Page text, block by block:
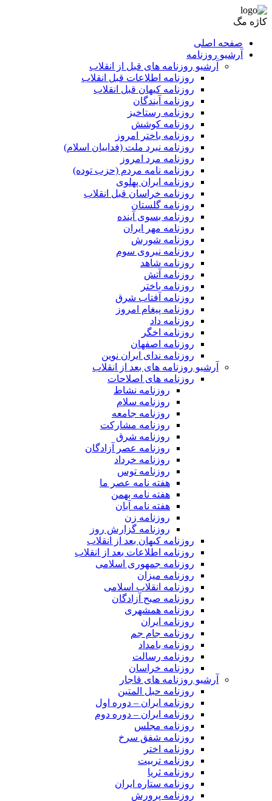
کاژه مگ
صفحه اصلی
آرشیو روزنامه
آرشیو روزنامه های قبل از انقلاب
روزنامه اطلاعات قبل انقلاب
روزنامه کیهان قبل انقلاب
روزنامه آیندگان
روزنامه رستاخیز
روزنامه کوشش
روزنامه باختر امروز
روزنامه نبرد ملت (فداییان اسلام)
روزنامه مرد امروز
روزنامه نامه مردم (حزب توده)
روزنامه ایران پهلوی
روزنامه خراسان قبل انقلاب
روزنامه گلستان
روزنامه بسوی آینده
روزنامه مهر ایران
روزنامه شورش
روزنامه نیروی سوم
روزنامه شاهد
روزنامه آتش
روزنامه باختر
روزنامه آفتاب شرق
روزنامه پیغام امروز
روزنامه داد
روزنامه اخگر
روزنامه اصفهان
روزنامه ندای ایران نوین
آرشیو روزنامه های بعد از انقلاب
روزنامه های اصلاحات
روزنامه نشاط
روزنامه سلام
روزنامه جامعه
روزنامه مشارکت
روزنامه شرق
روزنامه عصر آزادگان
روزنامه خرداد
روزنامه توس
هفته نامه عصر ما
هفته نامه بهمن
هفته نامه آبان
روزنامه زن
روزنامه گزارش روز
روزنامه کیهان بعد از انقلاب
روزنامه اطلاعات بعد از انقلاب
روزنامه جمهوری اسلامی
روزنامه میزان
روزنامه انقلاب اسلامی
روزنامه صبح آزادگان
روزنامه همشهری
روزنامه ایران
روزنامه جام جم
روزنامه بامداد
روزنامه رسالت
روزنامه خراسان
آرشیو روزنامه های قاجار
روزنامه حبل المتین
روزنامه ایران – دوره اول
روزنامه ایران – دوره دوم
روزنامه مجلس
روزنامه شفق سرخ
روزنامه اختر
روزنامه تربیت
روزنامه ثریا
روزنامه ستاره ایران
روزنامه پرورش